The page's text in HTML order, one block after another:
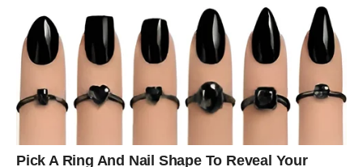
Namočenje:Prelivanje vrućeg kolača vrućim sirupom
omogućava da kolač upije maksimalnu količinu sirupa,
čineći ga sočnim i bogatim.
Dekoracija: Seckani orasi ne samo da dodaju teksturu
već i obogaćuju okus torte, čineći je još privlačnijom.
Ovaj kolač sa grizom i orasima je idealan za sve prilike –